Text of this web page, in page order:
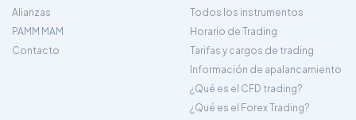
Alianzas
PAMM MAM
Contacto
Todos los instrumentos
Horario de Trading
Tarifas y cargos de trading
Información de apalancamiento
¿Qué es el CFD trading?
¿Qué es el Forex Trading?